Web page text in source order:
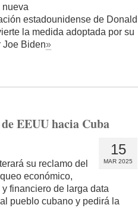
nueva
estadounidense de Donald
la medida adoptada por su
Joe Biden»
EEUU hacia Cuba
15
MAR 2025
su reclamo del
económico,
financiero de larga data
pueblo cubano y pedirá la